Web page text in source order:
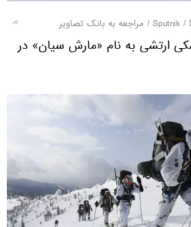
/ مراجعه به بانک تصاویر
ارتشی به نام «مارش سیان» در